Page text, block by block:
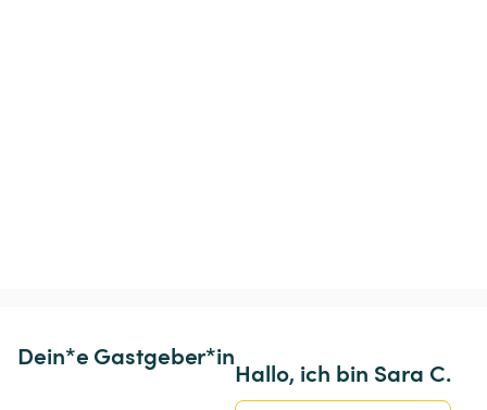
Dein*e Gastgeber*in
Hallo, ich bin Sara C.